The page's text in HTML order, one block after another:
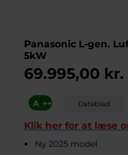
Panasonic L-gen.
5kW
69.995,00 kr.
A ++ Datablad
Klik her for at læse
Ny 2025 model